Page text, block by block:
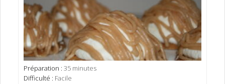
Préparation : 35 minutes
Difficulté : Facile